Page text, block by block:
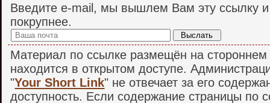
Введите e-mail, мы вышлем Вам эту ссылку
покрупнее.
Материал по ссылке размещён на стороннем
находится в открытом доступе.
"Your Short Link" не отвечает за его
доступность. Если содержание страницы по